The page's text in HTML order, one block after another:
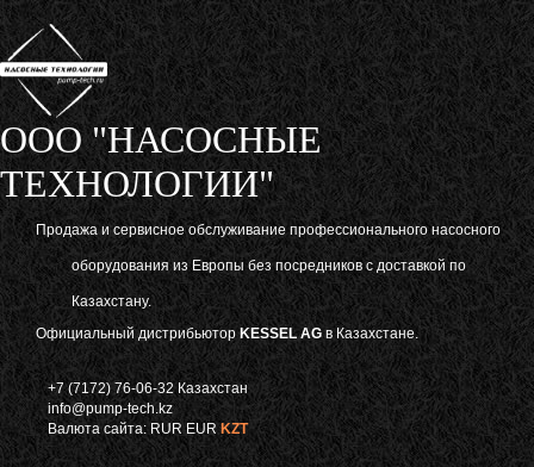
ООО "НАСОСНЫЕ
ТЕХНОЛОГИИ"
Продажа и сервисное обслуживание профессионального насосного
оборудования из Европы без посредников с доставкой по
Казахстану.
Официальный дистрибьюторKESSEL AG в Казахстане.
+7 (7172) 76-06-32 Казахстан
info@pump-tech.kz
Валюта сайта: RUR EUR KZT